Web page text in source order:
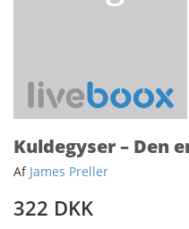
Kuldegyser – Den
Af James Preller
322 DKK